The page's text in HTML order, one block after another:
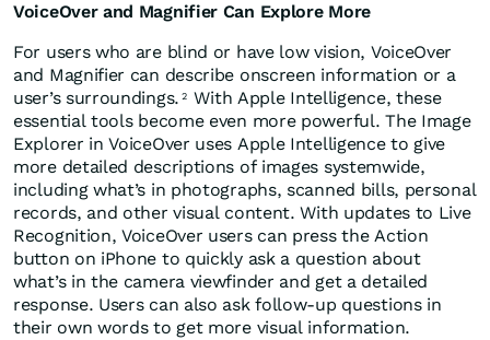
VoiceOver and Magnifier Can Explore More
For users who are blind or have low vision, VoiceOver
and Magnifier can describe onscreen information or a
user’s surroundings. 2
With Apple Intelligence, these
essential tools become even more powerful. The Image
Explorer in VoiceOver uses Apple Intelligence to give
more detailed descriptions of images systemwide,
including what’s in photographs, scanned bills, personal
records, and other visual content. With updates to Live
Recognition, VoiceOver users can press the Action
button on iPhone to quickly ask a question about
what’s in the camera viewfinder and get a detailed
response. Users can also ask follow-up questions in
their own words to get more visual information.